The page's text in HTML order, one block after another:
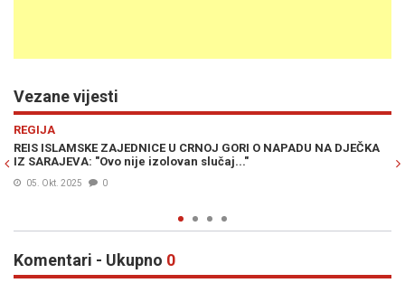
Vezane vijesti
REGIJA
HICI SA KOSOVA ISPALJENI KA CRNOJ GORI: Hitno se oglasilo
ministarstvo vanjskih poslova
29. Sep. 2025
Komentari - Ukupno 0